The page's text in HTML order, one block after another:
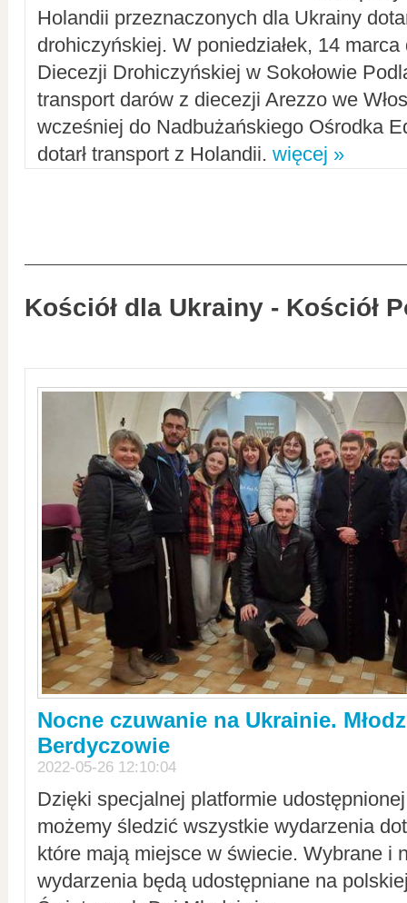
Holandii przeznaczonych dla Ukrainy
drohiczyńskiej. W poniedziałek, 14
Diecezji Drohiczyńskiej w Sokołowie
transport darów z diecezji Arezzo we
wcześniej do Nadbużańskiego Ośrodka
dotarł transport z Holandii. więcej »
Kościół dla Ukrainy - Kościół
Nocne czuwanie na Ukrainie.
Berdyczowie
2022-05-26 12:10:04
Dzięki specjalnej platformie
możemy śledzić wszystkie wydarzenia
które mają miejsce w świecie. Wybrane i
wydarzenia będą udostępniane na